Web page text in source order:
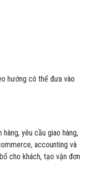
hướng có thể đưa vào
yêu cầu giao hàng,
accounting và
cho khách, tạo vận đơn